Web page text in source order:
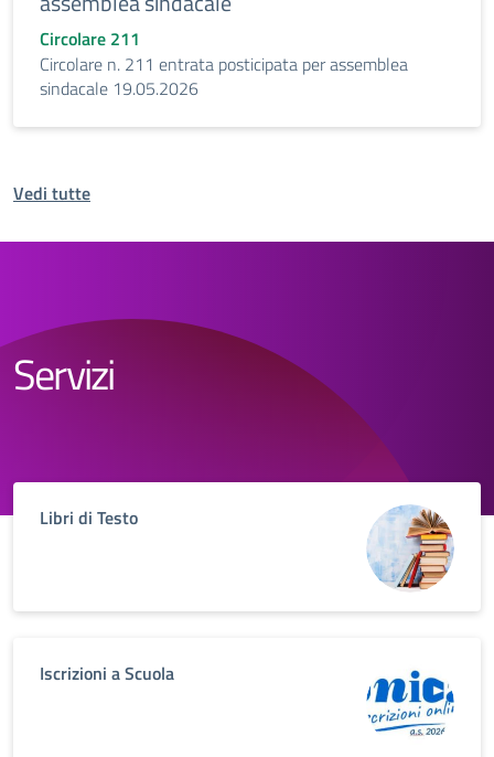
Circolare 211
Circolare n. 211 entrata posticipata per assemblea
sindacale 19.05.2026
Vedi tutte
Servizi
Libri di Testo
Iscrizioni a Scuola